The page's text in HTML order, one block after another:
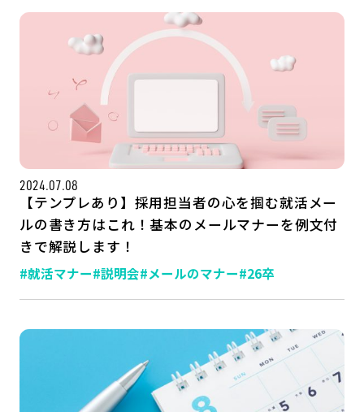
企業・業界研究はインタツアー
記事一覧
インタツアー活用法
LINE登録
運営会社
お問い合わせ
プライバシーポリシー
2024.07.08
【テンプレあり】採用担当者の心を掴む就活メー
ルの書き方はこれ！基本のメールマナーを例文付
きで解説します！
#就活マナー#説明会#メールのマナー#26卒